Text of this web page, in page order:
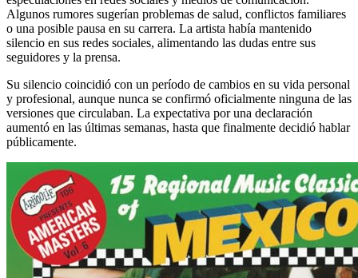
Algunos rumores sugerían problemas de salud, conflictos familiares
o una posible pausa en su carrera. La artista había mantenido
silencio en sus redes sociales, alimentando las dudas entre sus
seguidores y la prensa.
Su silencio coincidió con un período de cambios en su vida personal
y profesional, aunque nunca se confirmó oficialmente ninguna de las
versiones que circulaban. La expectativa por una declaración
aumentó en las últimas semanas, hasta que finalmente decidió hablar
públicamente.